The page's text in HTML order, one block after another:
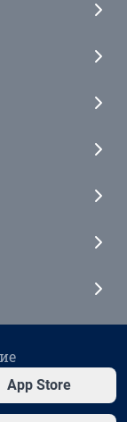
App Store